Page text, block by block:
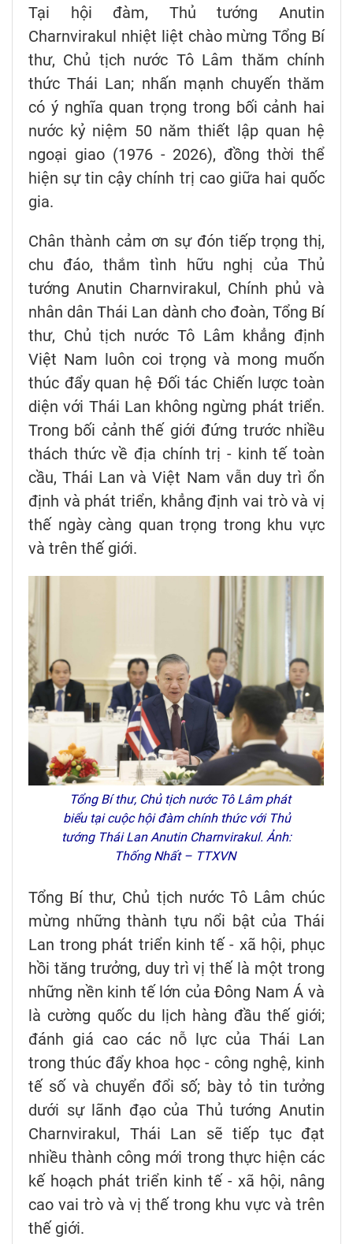
Tại hội đàm, Thủ tướng Anutin
Charnvirakul nhiệt liệt chào mừng Tổng Bí
thư, Chủ tịch nước Tô Lâm thăm chính
thức Thái Lan; nhấn mạnh chuyến thăm
có ý nghĩa quan trọng trong bối cảnh hai
nước kỷ niệm 50 năm thiết lập quan hệ
ngoại giao (1976 - 2026), đồng thời thể
hiện sự tin cậy chính trị cao giữa hai quốc
gia.
Chân thành cảm ơn sự đón tiếp trọng thị,
chu đáo, thắm tình hữu nghị của Thủ
tướng Anutin Charnvirakul, Chính phủ và
nhân dân Thái Lan dành cho đoàn, Tổng Bí
thư, Chủ tịch nước Tô Lâm khẳng định
Việt Nam luôn coi trọng và mong muốn
thúc đẩy quan hệ Đối tác Chiến lược toàn
diện với Thái Lan không ngừng phát triển.
Trong bối cảnh thế giới đứng trước nhiều
thách thức về địa chính trị - kinh tế toàn
cầu, Thái Lan và Việt Nam vẫn duy trì ổn
định và phát triển, khẳng định vai trò và vị
thế ngày càng quan trọng trong khu vực
và trên thế giới.
Tổng Bí thư, Chủ tịch nước Tô Lâm phát
biểu tại cuộc hội đàm chính thức với Thủ
tướng Thái Lan Anutin Charnvirakul. Ảnh:
Thống Nhất – TTXVN
Tổng Bí thư, Chủ tịch nước Tô Lâm chúc
mừng những thành tựu nổi bật của Thái
Lan trong phát triển kinh tế - xã hội, phục
hồi tăng trưởng, duy trì vị thế là một trong
những nền kinh tế lớn của Đông Nam Á và
là cường quốc du lịch hàng đầu thế giới;
đánh giá cao các nỗ lực của Thái Lan
trong thúc đẩy khoa học - công nghệ, kinh
tế số và chuyển đổi số; bày tỏ tin tưởng
dưới sự lãnh đạo của Thủ tướng Anutin
Charnvirakul, Thái Lan sẽ tiếp tục đạt
nhiều thành công mới trong thực hiện các
kế hoạch phát triển kinh tế - xã hội, nâng
cao vai trò và vị thế trong khu vực và trên
thế giới.